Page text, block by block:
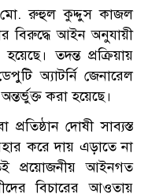
মো. রুহুল কুদ্দুস কাজল
বিরুদ্ধে আইন অনুযায়ী
তদন্ত প্রক্রিয়ায়
অ্যাটর্নি জেনারেল
করা হয়েছে।
দোষী সাব্যস্ত
করে দায় এড়াতে না
প্রয়োজনীয় আইনগত
বিচারের আওতায়